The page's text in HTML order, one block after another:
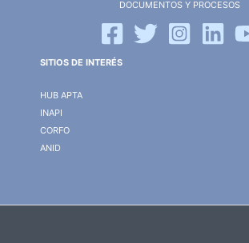
DOCUMENTOS Y PROCESOS
SITIOS DE INTERÉS
HUB APTA
INAPI
CORFO
ANID